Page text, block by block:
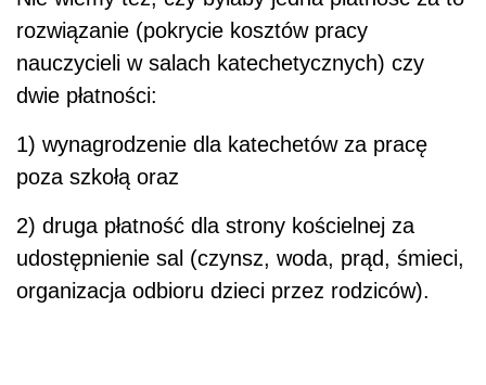
rozwiązanie (pokrycie kosztów pracy
nauczycieli w salach katechetycznych) czy
dwie płatności:
1) wynagrodzenie dla katechetów za pracę
poza szkołą oraz
2) druga płatność dla strony kościelnej za
udostępnienie sal (czynsz, woda, prąd, śmieci,
organizacja odbioru dzieci przez rodziców).